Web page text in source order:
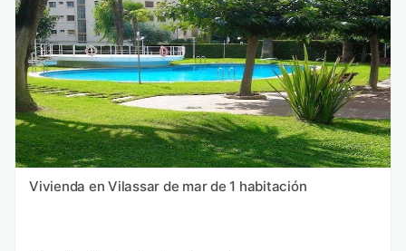
Vivienda en Vilassar de mar de 1 habitación